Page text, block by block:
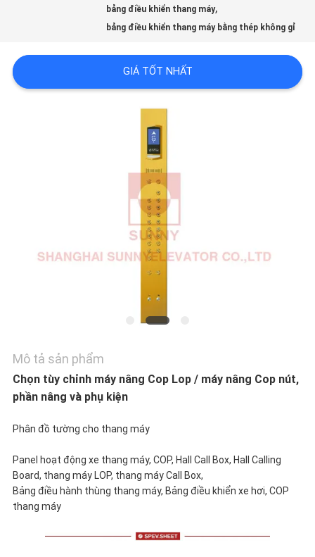
LƯỢNG
CÁC
TRƯỜNG
HỢP
SƠ
ĐỒ
TRANG
bảng điều khiển thang máy,
bảng điều khiển thang máy bằng thép không gỉ
GIÁ TỐT NHẤT
Mô tả sản phẩm
Chọn tùy chỉnh máy nâng Cop Lop / máy nâng Cop nút,
phần nâng và phụ kiện
Phân đồ tường cho thang máy
Panel hoạt động xe thang máy, COP, Hall Call Box, Hall Calling
Board, thang máy LOP, thang máy Call Box,
Bảng điều hành thùng thang máy, Bảng điều khiển xe hơi, COP
thang máy